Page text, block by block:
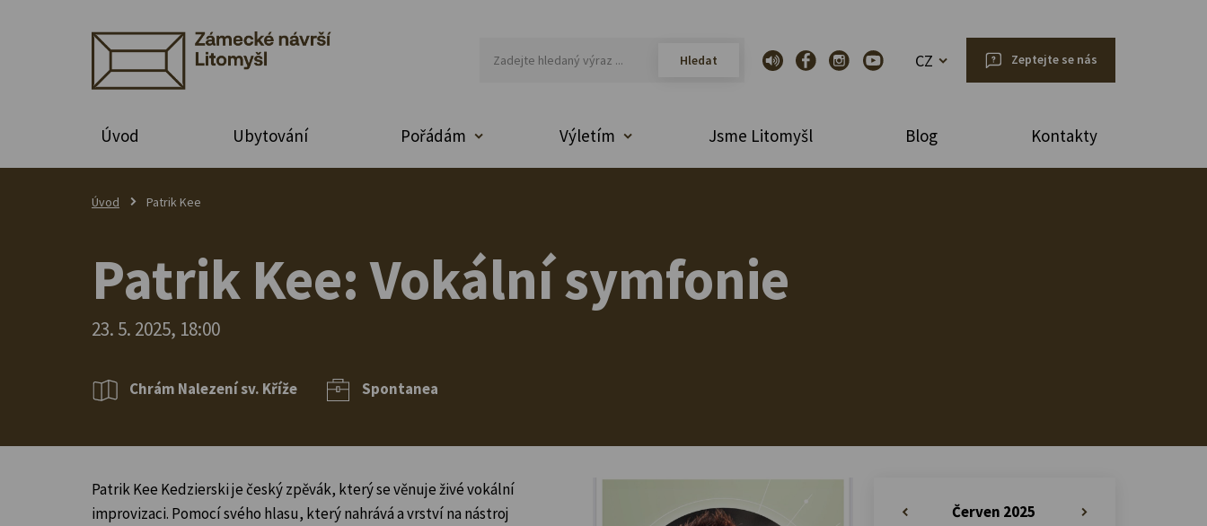
CZ Zeptejte se nás
Úvod Ubytování Pořádám Výletím Jsme Litomyšl Blog Kontakty
Úvod Patrik Kee
Patrik Kee: Vokální symfonie
23. 5. 2025, 18:00
Chrám Nalezení sv. Kříže Spontanea
Patrik Kee Kedzierski je český zpěvák, který se věnuje živé vokální
improvizaci. Pomocí svého hlasu, který nahrává a vrství na nástroj
Červen 2025